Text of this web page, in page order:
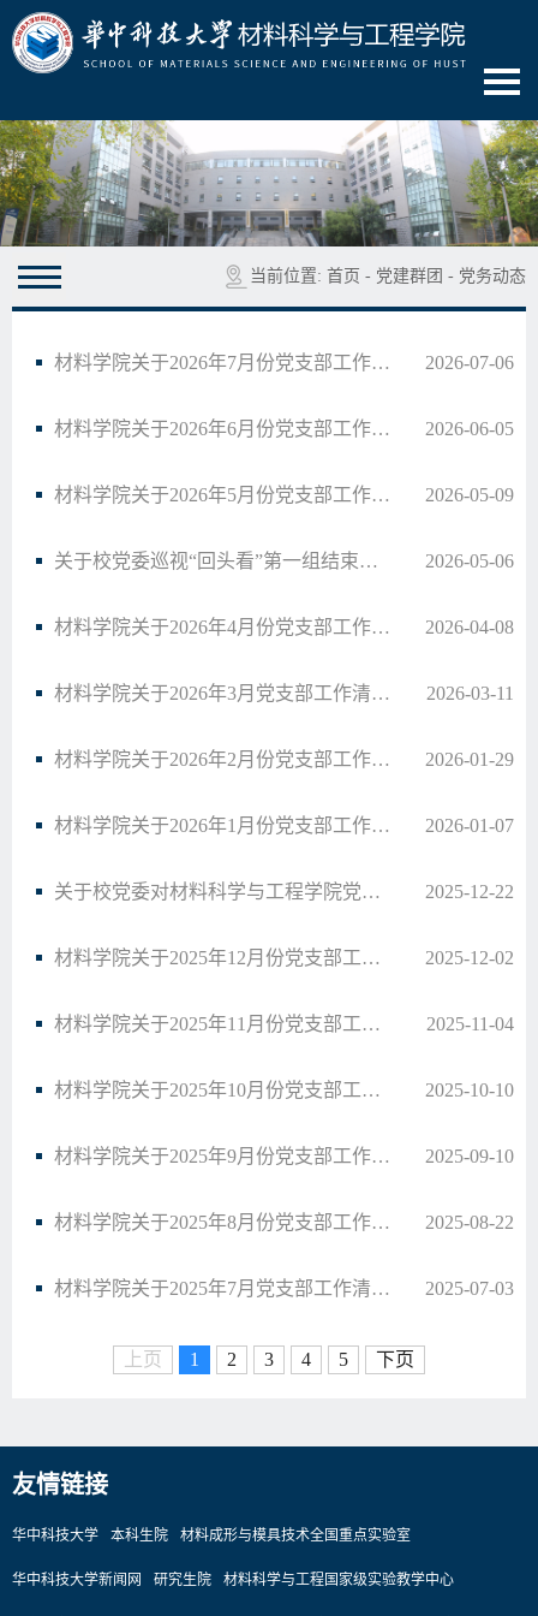
当前位置: 首页 - 党建群团 - 党务动态
材料学院关于2026年7月份党支部工作清单的通知 2026-07-06
材料学院关于2026年6月份党支部工作清单的通知 2026-06-05
材料学院关于2026年5月份党支部工作清单的通知 2026-05-09
关于校党委巡视“回头看”第一组结束工作的公告 2026-05-06
材料学院关于2026年4月份党支部工作清单的通知 2026-04-08
材料学院关于2026年3月党支部工作清单的通知 2026-03-11
材料学院关于2026年2月份党支部工作清单的通知 2026-01-29
材料学院关于2026年1月份党支部工作清单的通知 2026-01-07
关于校党委对材料科学与工程学院党委开展巡视“回头看”的公告 2025-12-22
材料学院关于2025年12月份党支部工作清单的通知 2025-12-02
材料学院关于2025年11月份党支部工作清单的通知 2025-11-04
材料学院关于2025年10月份党支部工作清单的通知 2025-10-10
材料学院关于2025年9月份党支部工作清单的通知 2025-09-10
材料学院关于2025年8月份党支部工作清单的通知 2025-08-22
材料学院关于2025年7月党支部工作清单的通知 2025-07-03
上页 1 2 3 4 5 下页
友情链接
华中科技大学 本科生院 材料成形与模具技术全国重点实验室
华中科技大学新闻网 研究生院 材料科学与工程国家级实验教学中心